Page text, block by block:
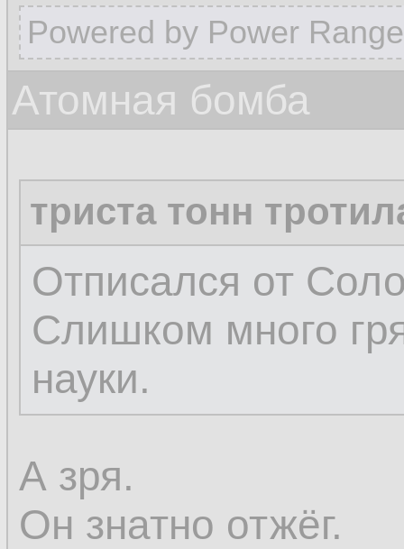
Powered by Power
Атомная бомба
триста тонн
Отписался от
Слишком много
науки.
А зря.
Он знатно отжёг.